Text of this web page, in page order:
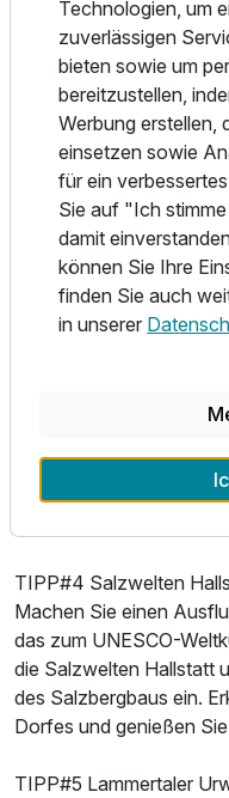
TIPP#1 Skigebiet
Das Winterstellgut
Skigebiet Dachstein
hinunterfahren,
Skigebiet bietet eine
Schwierigkeitsgrade
TIPP#2 Dachstein-
Besuchen Sie die
der größten Eishöhlen
Formationen und
des Höhlensystems.
Unternehmen Sie eine
tosenden Wasserfällen
können Sie die Natur in
TIPP#4 Salzwelten
Machen Sie einen
das zum UNESCO-
die Salzwelten Hallstatt
des Salzbergbaus ein.
Dorfes und genießen
TIPP#5 Lammertaler
Technologien, um
zuverlässigen
bieten sowie um
bereitzustellen,
Werbung erstellen,
einsetzen sowie
für ein
Sie auf "Ich
damit
können Sie Ihre
finden Sie auch
in unserer